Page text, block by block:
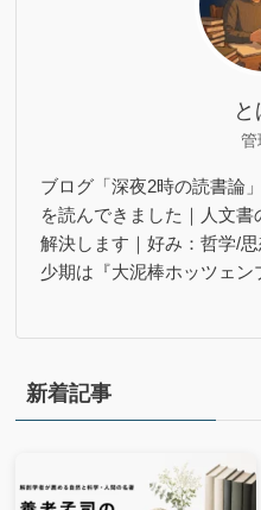
と
管
ブログ「深夜2時の読書論
を読んできました｜人文
解決します｜好み：哲学/
少期は『大泥棒ホッツェン
新着記事